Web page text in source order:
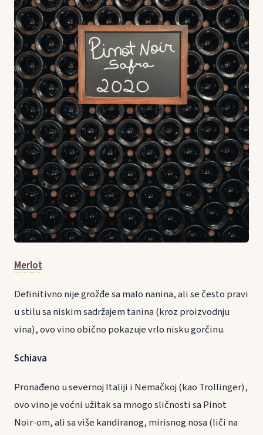
Merlot
Definitivno nije grožđe sa malo nanina, ali se često pravi
u stilu sa niskim sadržajem tanina (kroz proizvodnju
vina), ovo vino obično pokazuje vrlo nisku gorčinu.
Schiava
Pronađeno u severnoj Italiji i Nemačkoj (kao Trollinger),
ovo vino je voćni užitak sa mnogo sličnosti sa Pinot
Noir-om, ali sa više kandiranog, mirisnog nosa (liči na